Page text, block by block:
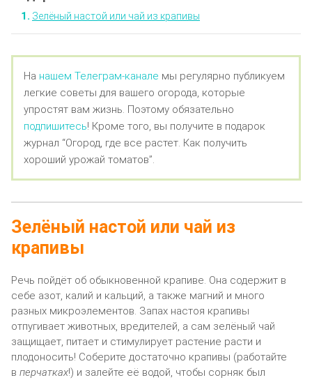
Зелёный настой или чай из крапивы
На нашем Телеграм-канале мы регулярно публикуем
легкие советы для вашего огорода, которые
упростят вам жизнь. Поэтому обязательно
подпишитесь! Кроме того, вы получите в подарок
журнал “Огород, где все растет. Как получить
хороший урожай томатов”.
Зелёный настой или чай из
крапивы
Речь пойдёт об обыкновенной крапиве. Она содержит в
себе азот, калий и кальций, а также магний и много
разных микроэлементов. Запах настоя крапивы
отпугивает животных, вредителей, а сам зелёный чай
защищает, питает и стимулирует растение расти и
плодоносить! Соберите достаточно крапивы (работайте
в перчатках!) и залейте её водой, чтобы сорняк был